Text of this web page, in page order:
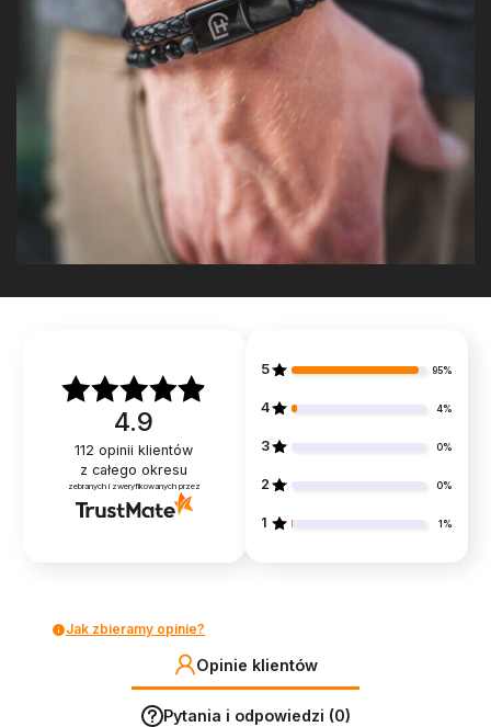
4.9
112 opinii klientów
z całego okresu
zebranych i zweryfikowanych przez
5 95%
4 4%
3 0%
2 0%
1 1%
Jak zbieramy opinie?
Opinie klientów
Pytania i odpowiedzi (0)